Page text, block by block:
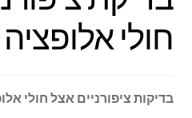
חולי
בדיקות ציפורניים אצל חולי